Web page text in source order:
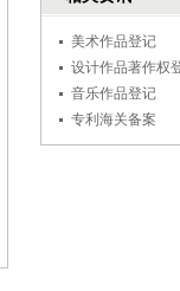
美术作品登记
设计作品著作权
音乐作品登记
专利海关备案